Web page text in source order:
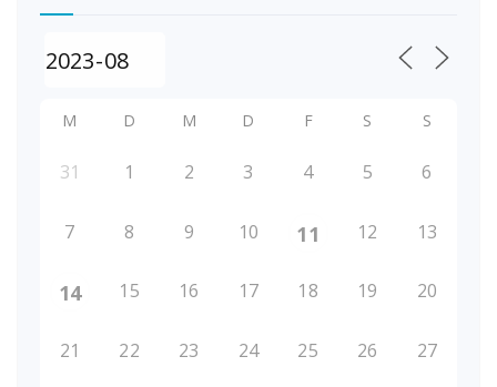
M D M D F S S
31 1 2 3 4 5 6
7 8 9 10 11 12 13
14 15 16 17 18 19 20
21 22 23 24 25 26 27